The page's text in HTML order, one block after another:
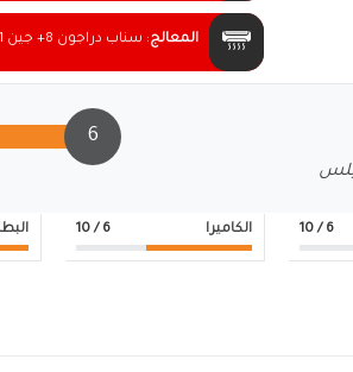
المعالج: سناب دراجون 8+ جين 1
بلس
6
6
/ 10 الكاميرا 6
/ 10